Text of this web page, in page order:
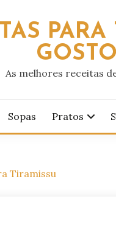
As melhores receitas
Sopas Pratos
Tiramissu